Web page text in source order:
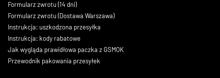
Formularz zwrotu (14 dni)
Formularz zwrotu (Dostawa Warszawa)
Instrukcja: uszkodzona przesyłka
Instrukcja: kody rabatowe
Jak wygląda prawidłowa paczka z GSMOK
Przewodnik pakowania przesyłek